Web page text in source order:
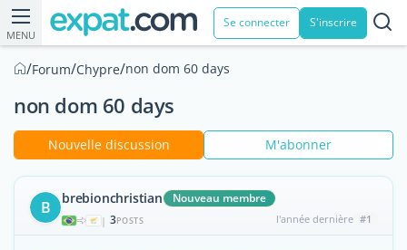
MENU
Se connecter S'inscrire
/Forum/Chypre/non dom 60 days
non dom 60 days
Nouvelle discussion M'abonner
B brebionchristian Nouveau membre
| 3POSTS l'année dernière #1